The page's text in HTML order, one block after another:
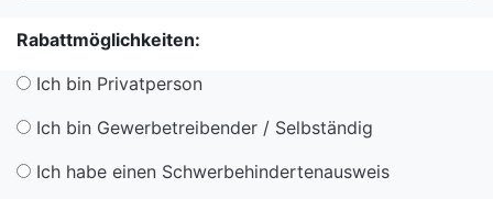
Rabattmöglichkeiten:
Ich bin Privatperson
Ich bin Gewerbetreibender / Selbständig
Ich habe einen Schwerbehindertenausweis